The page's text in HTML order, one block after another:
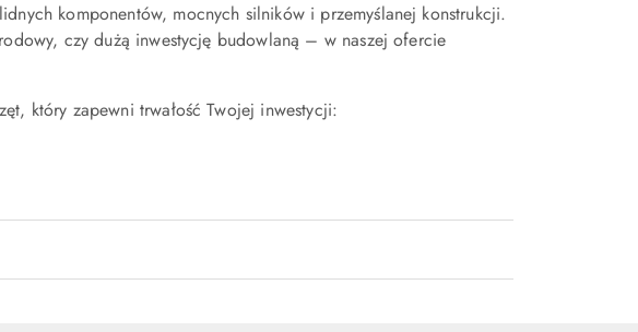
komponentów, mocnych silników i przemyślanej konstrukcji.
czy dużą inwestycję budowlaną – w naszej ofercie
który zapewni trwałość Twojej inwestycji: